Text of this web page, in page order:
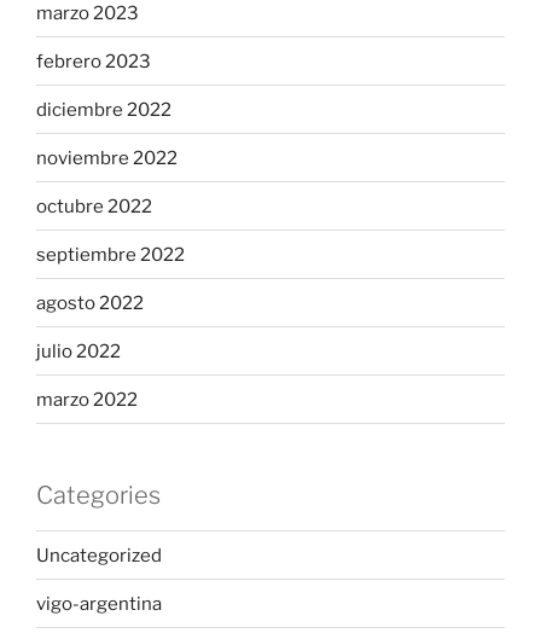
marzo 2023
febrero 2023
diciembre 2022
noviembre 2022
octubre 2022
septiembre 2022
agosto 2022
julio 2022
marzo 2022
Categories
Uncategorized
vigo-argentina